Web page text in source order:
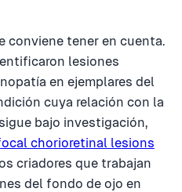
conviene tener en cuenta.
lesiones
en ejemplares del
cuya relación con la
bajo investigación,
chorioretinal lesions
criadores que trabajan
del fondo de ojo en